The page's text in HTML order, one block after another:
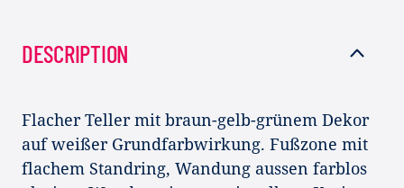
DESCRIPTION
Flacher Teller mit braun-gelb-grünem Dekor
auf weißer Grundfarbwirkung. Fußzone mit
flachem Standring, Wandung aussen farblos